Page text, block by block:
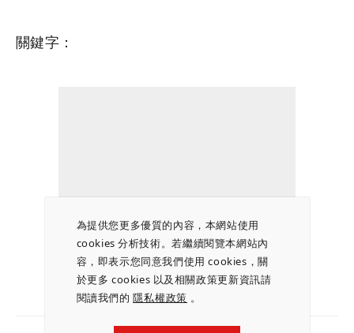
為提供您更多優質的內容，本網站使用
cookies 分析技術。若繼續閱覽本網站內
容，即表示您同意我們使用 cookies，關
於更多 cookies 以及相關政策更新資訊請
閱讀我們的隱私權政策 。
關鍵字：